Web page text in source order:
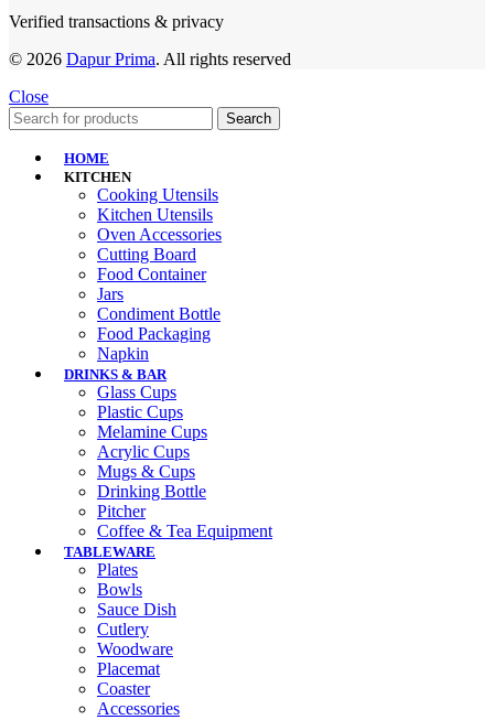
Verified transactions & privacy
© 2026 Dapur Prima. All rights reserved
Close
Search
HOME
KITCHEN
Cooking Utensils
Kitchen Utensils
Oven Accessories
Cutting Board
Food Container
Jars
Condiment Bottle
Food Packaging
Napkin
DRINKS & BAR
Glass Cups
Plastic Cups
Melamine Cups
Acrylic Cups
Mugs & Cups
Drinking Bottle
Pitcher
Coffee & Tea Equipment
TABLEWARE
Plates
Bowls
Sauce Dish
Cutlery
Woodware
Placemat
Coaster
Accessories